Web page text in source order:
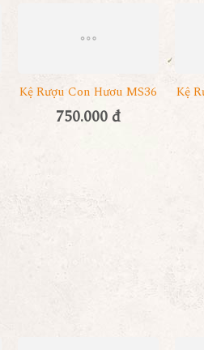
Kệ Rượu Con Hươu MS36
750.000 đ
Kệ